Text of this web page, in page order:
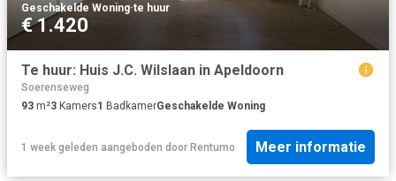
Geschakelde Woning·te huur
€ 1.420
Te huur: Huis J.C. Wilslaan in Apeldoorn
Soerenseweg
93 m²3 Kamers1 BadkamerGeschakelde Woning
1 week geleden aangeboden door Rentumo Meer informatie